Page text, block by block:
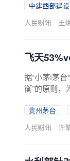
动重点项目
中建西部建设
人民财讯
王
飞天
据“小茅i茅
衡”的原则
贵州茅台
人民财讯
许